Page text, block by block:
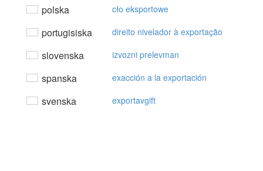
polska cło eksportowe
portugisiska direito nivelador à exportação
slovenska izvozni prelevman
spanska exacción a la exportación
svenska exportavgift